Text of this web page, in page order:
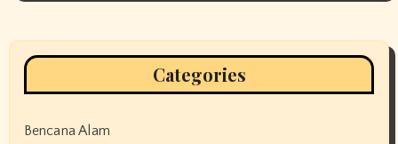
Categories
Bencana Alam